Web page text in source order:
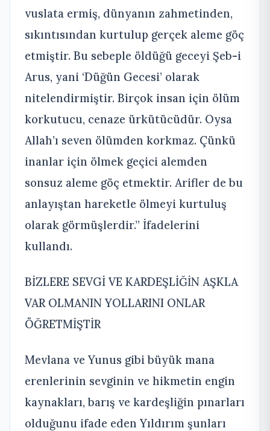
vuslata ermiş, dünyanın zahmetinden,
sıkıntısından kurtulup gerçek aleme göç
etmiştir. Bu sebeple öldüğü geceyi Şeb-i
Arus, yani ‘Düğün Gecesi’ olarak
nitelendirmiştir. Birçok insan için ölüm
korkutucu, cenaze ürkütücüdür. Oysa
Allah’ı seven ölümden korkmaz. Çünkü
inanlar için ölmek geçici alemden
sonsuz aleme göç etmektir. Arifler de bu
anlayıştan hareketle ölmeyi kurtuluş
olarak görmüşlerdir.” İfadelerini
kullandı.
BİZLERE SEVGİ VE KARDEŞLİĞİN AŞKLA
VAR OLMANIN YOLLARINI ONLAR
ÖĞRETMİŞTİR
Mevlana ve Yunus gibi büyük mana
erenlerinin sevginin ve hikmetin engin
kaynakları, barış ve kardeşliğin pınarları
olduğunu ifade eden Yıldırım şunları